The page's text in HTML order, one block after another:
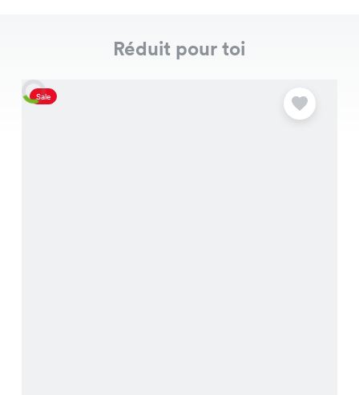
Réduit pour toi
Sale